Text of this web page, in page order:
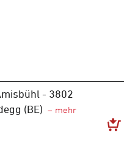
- 3802
(BE)